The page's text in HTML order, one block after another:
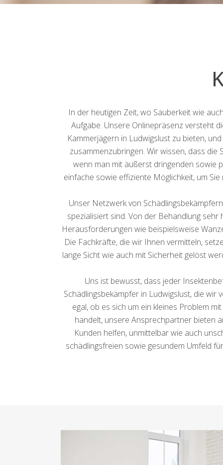
In der heutigen Zeit, wo Sauberkeit wie
Aufgabe. Unsere Onlinepräsenz versteht
Kammerjägern in Ludwigslust zu bieten,
zusammenzubringen. Wir wissen, dass
wenn man mit äußerst dringenden sowie
einfache sowie effiziente Möglichkeit, um
Unser Netzwerk von
spezialisiert sind. Von der Behandlung
Herausforderungen wie beispielsweise
Die Fachkräfte, die wir Ihnen vermitteln,
lange Sicht wie auch mit Sicherheit gelöst
Uns ist bewusst, dass jeder
Schädlingsbekämpfer in Ludwigslust, die wir
egal, ob es sich um ein kleines Problem
handelt, unsere Ansprechpartner bieten
Kunden helfen, unmittelbar wie auch
schädlingsfreien sowie gesundem Umfeld